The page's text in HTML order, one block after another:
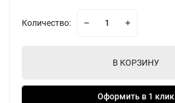
Количество:
В КОРЗИНУ
Оформить в 1 клик